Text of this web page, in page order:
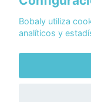
Alta de tiendas online
Condiciones de alta
Bobaly utiliza
analíticos y